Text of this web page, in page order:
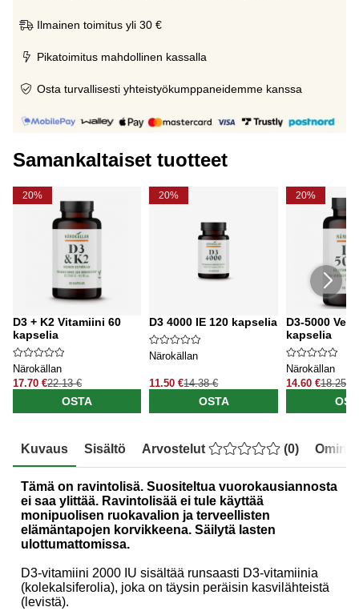
Ilmainen toimitus yli 30 €
Pikatoimitus mahdollinen kassalla
Osta turvallisesti yhteistyökumppaneidemme kanssa
Samankaltaiset tuotteet
20%
D3 + K2 Vitamiini 60
kapselia
Närokällan
17.70 €22.13 €
OSTA
20%
D3 4000 IE 120 kapselia
Närokällan
11.50 €14.38 €
OSTA
20%
D3-5000
kapselia
Närokällan
14.60 €18.25 €
Kuvaus Sisältö Arvostelut (0)
Tämä on ravintolisä. Suositeltua vuorokausiannosta
ei saa ylittää. Ravintolisää ei tule käyttää
monipuolisen ruokavalion ja terveellisten
elämäntapojen korvikkeena. Säilytä lasten
ulottumattomissa.
D3-vitamiini 2000 IU sisältää runsaasti D3-vitamiinia
(kolekalsiferolia), joka on täysin peräisin kasvilähteistä
(levistä).